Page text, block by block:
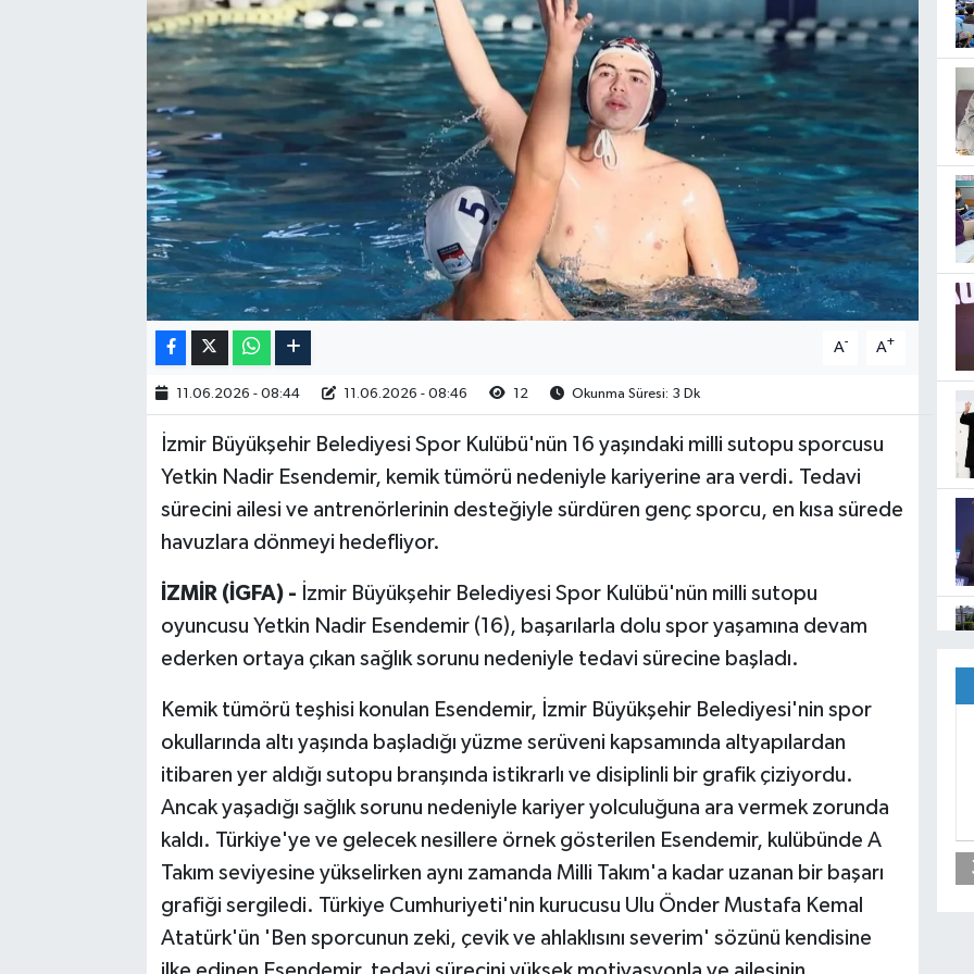
A- A+
11.06.2026 - 08:44 11.06.2026 - 08:46 12 Okunma Süresi: 3 Dk
İzmir Büyükşehir Belediyesi Spor Kulübü'nün 16 yaşındaki milli sutopu sporcusu
Yetkin Nadir Esendemir, kemik tümörü nedeniyle kariyerine ara verdi. Tedavi
sürecini ailesi ve antrenörlerinin desteğiyle sürdüren genç sporcu, en kısa sürede
havuzlara dönmeyi hedefliyor.
İZMİR (İGFA) - İzmir Büyükşehir Belediyesi Spor Kulübü'nün milli sutopu
oyuncusu Yetkin Nadir Esendemir (16), başarılarla dolu spor yaşamına devam
ederken ortaya çıkan sağlık sorunu nedeniyle tedavi sürecine başladı.
Kemik tümörü teşhisi konulan Esendemir, İzmir Büyükşehir Belediyesi'nin spor
okullarında altı yaşında başladığı yüzme serüveni kapsamında altyapılardan
itibaren yer aldığı sutopu branşında istikrarlı ve disiplinli bir grafik çiziyordu.
Ancak yaşadığı sağlık sorunu nedeniyle kariyer yolculuğuna ara vermek zorunda
kaldı. Türkiye'ye ve gelecek nesillere örnek gösterilen Esendemir, kulübünde A
Takım seviyesine yükselirken aynı zamanda Milli Takım'a kadar uzanan bir başarı
grafiği sergiledi. Türkiye Cumhuriyeti'nin kurucusu Ulu Önder Mustafa Kemal
Atatürk'ün 'Ben sporcunun zeki, çevik ve ahlaklısını severim' sözünü kendisine
RESMİ İLAN